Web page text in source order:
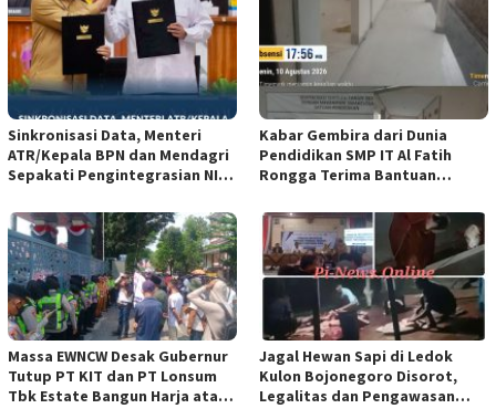
Sinkronisasi Data, Menteri
ATR/Kepala BPN dan Mendagri
Sepakati Pengintegrasian NIB
Kabar Gembira dari Dunia
Pendidikan SMP IT Al Fatih
Rongga Terima Bantuan
Massa EWNCW Desak Gubernur
Tutup PT KIT dan PT Lonsum
Tbk Estate Bangun Harja atas
Jagal Hewan Sapi di Ledok
Kulon Bojonegoro Disorot,
Legalitas dan Pengawasan